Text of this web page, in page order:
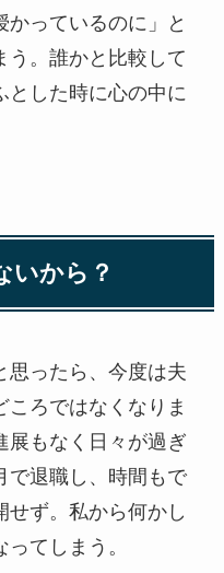
かっているのに」と
う。誰かと比較して
とした時に心の中に
いから？
思ったら、今度は夫
ろではなくなりま
展もなく日々が過ぎ
で退職し、時間もで
せず。私から何かし
てしまう。